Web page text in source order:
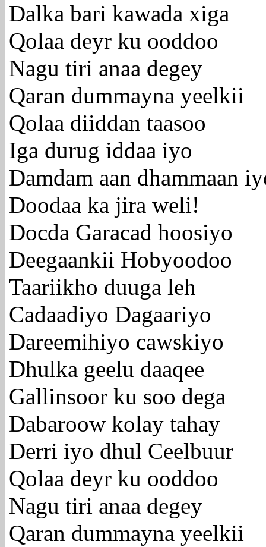
Dalka bari kawada xiga
Qolaa deyr ku ooddoo
Nagu tiri anaa degey
Qaran dummayna yeelkii
Qolaa diiddan taasoo
Iga durug iddaa iyo
Damdam aan dhammaan
Doodaa ka jira weli!
Docda Garacad hoosiyo
Deegaankii Hobyoodoo
Taariikho duuga leh
Cadaadiyo Dagaariyo
Dareemihiyo cawskiyo
Dhulka geelu daaqee
Gallinsoor ku soo dega
Dabaroow kolay tahay
Derri iyo dhul Ceelbuur
Qolaa deyr ku ooddoo
Nagu tiri anaa degey
Qaran dummayna yeelkii